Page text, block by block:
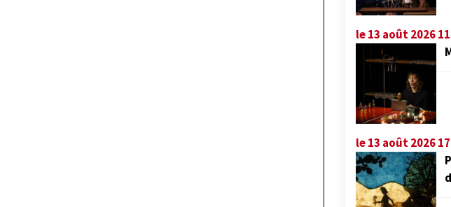
le 13 août 2026
le 13 août 2026